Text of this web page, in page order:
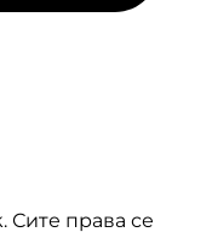
Сите права се